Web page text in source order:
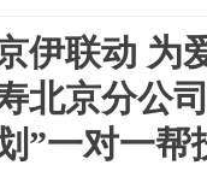
伊联动 为
北京分公
”一对一帮